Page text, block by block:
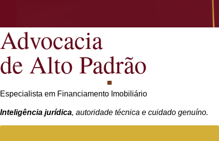
Advocacia
de Alto Padrão
Especialista em Financiamento Imobiliário
Inteligência jurídica, autoridade técnica e cuidado genuíno.